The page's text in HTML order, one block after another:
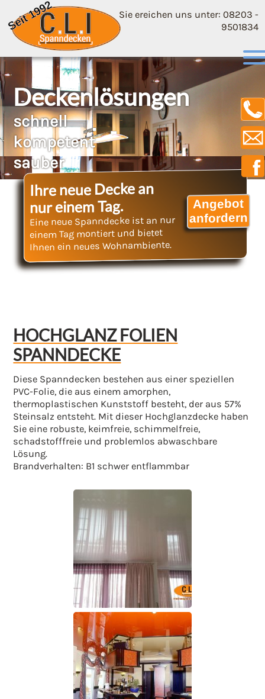
Sie ereichen uns unter: 08203 -
9501834
Deckenlösungen
schnell
kompetent
sauber
Ihre neue Decke an
nur einem Tag.
Eine neue Spanndecke ist an nur
einem Tag montiert und bietet
Ihnen ein neues Wohnambiente.
Angebot
anfordern
HOCHGLANZ FOLIEN
SPANNDECKE
Diese Spanndecken bestehen aus einer speziellen
PVC-Folie, die aus einem amorphen,
thermoplastischen Kunststoff besteht, der aus 57%
Steinsalz entsteht. Mit dieser Hochglanzdecke haben
Sie eine robuste, keimfreie, schimmelfreie,
schadstofffreie und problemlos abwaschbare
Lösung.
Brandverhalten: B1 schwer entflammbar